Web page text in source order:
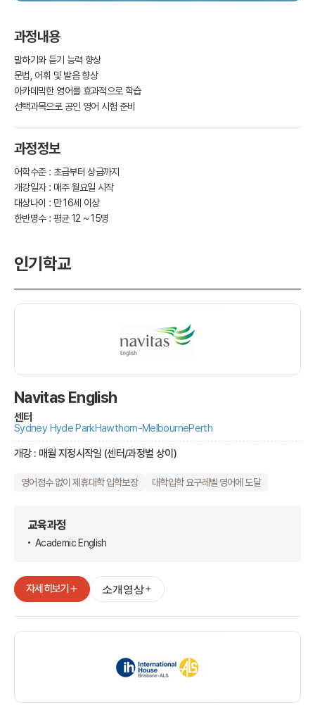
과정내용
말하기와 듣기 능력 향상
문법, 어휘 및 발음 향상
아카데믹한 영어를 효과적으로 학습
선택과목으로 공인 영어 시험 준비
과정정보
어학수준 : 초급부터 상급까지
개강일자 : 매주 월요일 시작
대상나이 : 만 16세 이상
한반명수 : 평균 12 ~ 15명
인기학교
Navitas English
센터
Sydney Hyde ParkHawthorn-MelbournePerth
개강 : 매월 지정시작일 (센터/과정별 상이)
영어점수 없이 제휴대학 입학보장 대학입학 요구레벨 영어에 도달
교육과정
Academic English
자세히보기 소개영상